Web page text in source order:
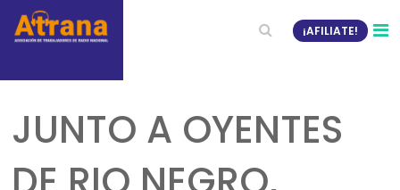
¡AFILIATE!
JUNTO A OYENTES